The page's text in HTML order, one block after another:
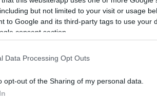
but not limited to your visit or usage
to Google and its third-party tags to use your
consent section.
Data Processing Opt Outs
opt-out of the Sharing of my personal data.